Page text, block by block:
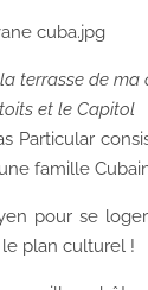
terrasse de ma
et le Capitol
Particular
famille
pour se
plan culturel !